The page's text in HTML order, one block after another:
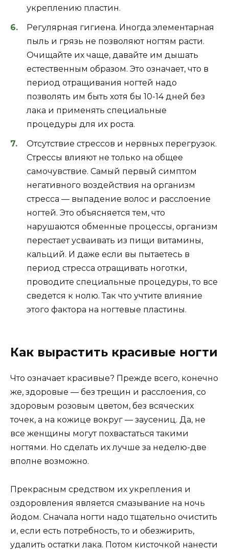
укреплению пластин.
Регулярная гигиена. Иногда элементарная
пыль и грязь не позволяют ногтям расти.
Очищайте их чаще, давайте им дышать
естественным образом. Это означает, что в
период отращивания ногтей надо
позволять им быть хотя бы 10-14 дней без
лака и применять специальные
процедуры для их роста.
Отсутствие стрессов и нервных перегрузок.
Стрессы влияют не только на общее
самочувствие. Самый первый симптом
негативного воздействия на организм
стресса — выпадение волос и расслоение
ногтей. Это объясняется тем, что
нарушаются обменные процессы, организм
перестает усваивать из пищи витамины,
кальций. И даже если вы пытаетесь в
период стресса отращивать ноготки,
проводите специальные процедуры, то все
сведется к нолю. Так что учтите влияние
этого фактора на ногтевые пластины.
Как вырастить красивые ногти
Что означает красивые? Прежде всего, конечно
же, здоровые — без трещин и расслоения, со
здоровым розовым цветом, без всяческих
точек, а на кожице вокруг — заусениц. Да, не
все женщины могут похвастаться такими
ногтями. Но сделать их лучше за неделю-две
вполне возможно.
Прекрасным средством их укрепления и
оздоровления является смазывание на ночь
йодом. Сначала ногти надо тщательно очистить
и, если есть потребность, то и обезжирить,
удалить остатки лака. Потом кисточкой нанести